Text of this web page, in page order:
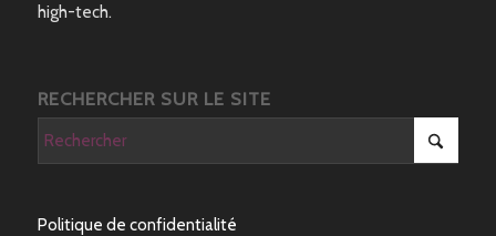
high-tech.
RECHERCHER SUR LE SITE
Politique de confidentialité